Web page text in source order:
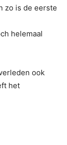
zo is de eerste
helemaal
ook
het